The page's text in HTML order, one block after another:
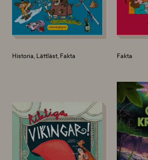
Historia, Lättläst, Fakta Fakta